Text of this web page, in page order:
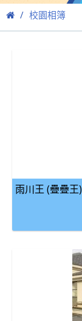
校園相簿
雨川王 (疊疊王)